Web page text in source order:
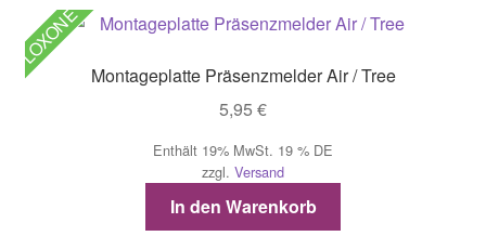
LOXONE
Montageplatte Präsenzmelder Air / Tree
5,95 €
Enthält 19% MwSt. 19 % DE
zzgl. Versand
In den Warenkorb